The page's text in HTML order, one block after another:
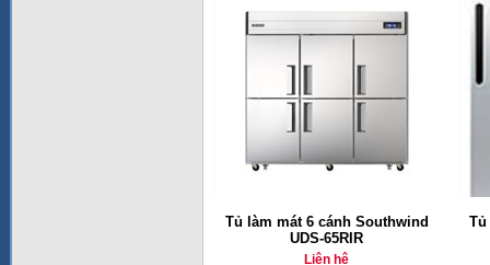
Tủ làm mát 6 cánh Southwind
UDS-65RIR
Liên hệ
Tủ